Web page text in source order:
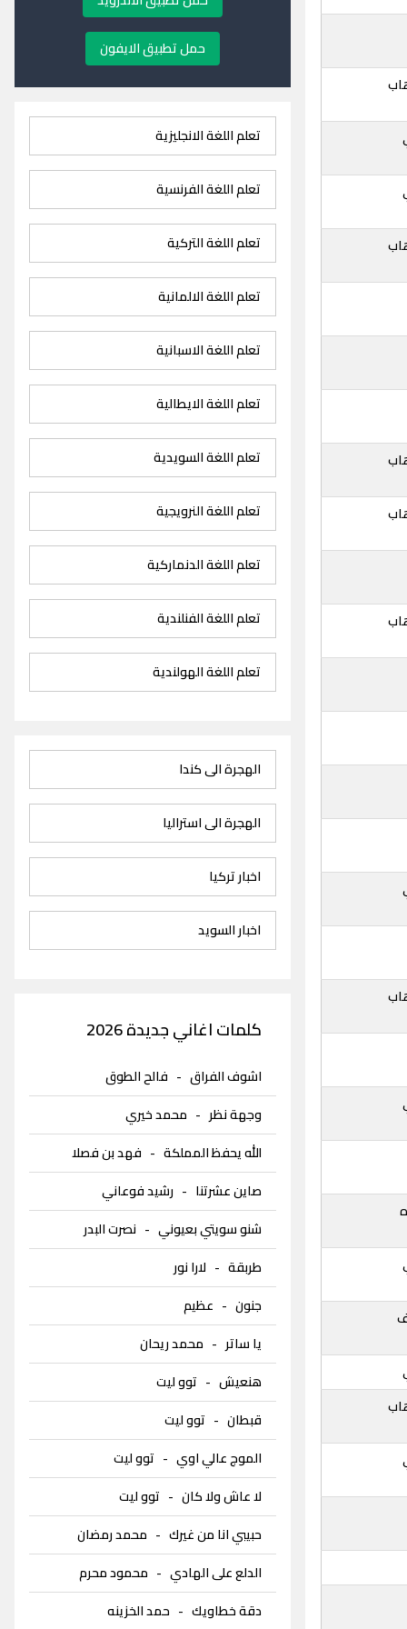
حمل تطبيق الايفون
تعلم اللغة الانجليزية
تعلم اللغة الفرنسية
تعلم اللغة التركية
تعلم اللغة الالمانية
تعلم اللغة الاسبانية
تعلم اللغة الايطالية
تعلم اللغة السويدية
تعلم اللغة النرويجية
تعلم اللغة الدنماركية
تعلم اللغة الفنلندية
تعلم اللغة الهولندية
الهجرة الى كندا
الهجرة الى استراليا
اخبار تركيا
اخبار السويد
كلمات اغاني جديدة 2026
اشوف الفراق- فالح الطوق
وجهة نظر - محمد خيري
الله يحفظ المملكة- فهد بن فصلا
صاين عشرتنا - رشيد فوعاني
شنو سويتي بعيوني- نصرت البدر
طربقة- لارا نور
جنون- عظيم
يا ساتر - محمد ريحان
هنعيش- توو ليت
قبطان- توو ليت
الموج عالي اوي- توو ليت
لا عاش ولا كان- توو ليت
حبيبي انا من غيرك- محمد رمضان
الدلع على الهادي- محمود محرم
دقة خطاويك- حمد الخزينه